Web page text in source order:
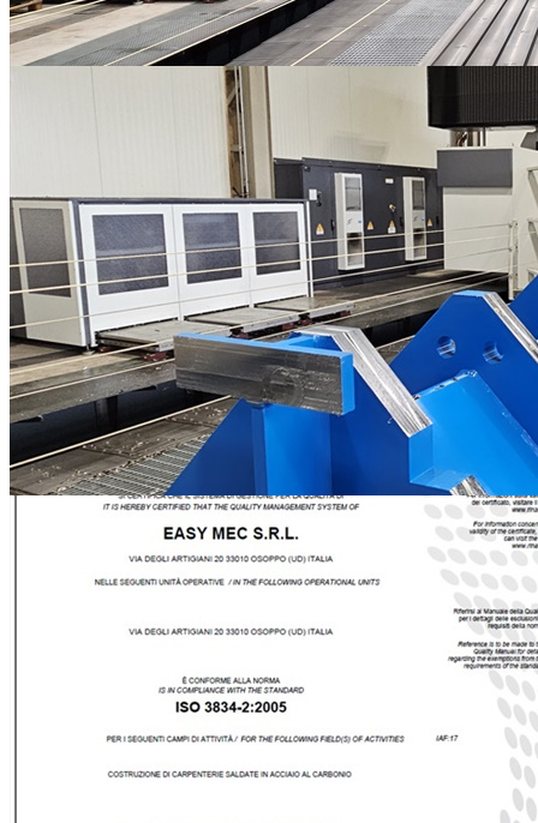
LAVORAZIONI MECCANICHE
Fresatrice a portale FPT 14000 x 4300 x 2000 mm